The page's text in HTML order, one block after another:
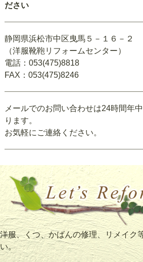
ださい
静岡県浜松市中区曳馬５－１６－２
（洋服靴鞄リフォームセンター）
電話：053(475)8818
FAX：053(475)8246
メールでのお問い合わせは24時間年
ります。
お気軽にご連絡ください。
洋服、くつ、かばんの修理、リメイク
い。